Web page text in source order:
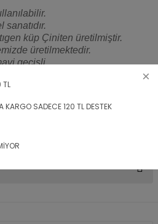
küp Çiniten üretilmiştir.
üretilmektedir.
geçişli.
yakışacak en güzel ürün.
edilir
olup gönderilen ürünün
TL
KARGO SADECE 120 TL DESTEK